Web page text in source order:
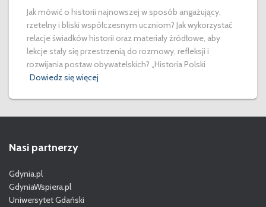
Jak mówić o historii najnowszej w sposób angażujący,
rzetelny i bliski współczesnym uczniom? Jak wykorzystać
relacje świadków historii oraz materiały źródłowe, aby
lekcje stały się przestrzenią do rozmowy, refleksji i
rozwijania postaw obywatelskich? „Historia Polski
Dowiedz się więcej
Nasi partnerzy
Gdynia.pl
GdyniaWspiera.pl
Uniwersytet Gdański